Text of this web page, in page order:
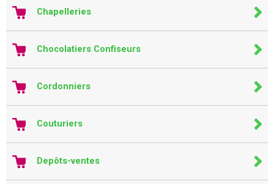
Chapelleries
Chocolatiers Confiseurs
Cordonniers
Couturiers
Depôts-ventes